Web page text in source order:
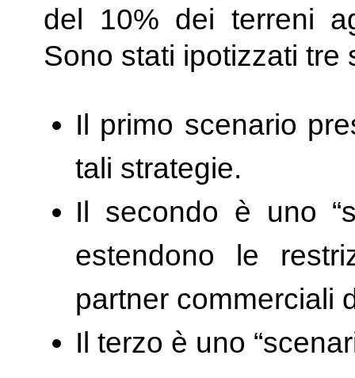
del 10% dei terreni
Sono stati ipotizzati tre
Il primo scenario
tali strategie.
Il secondo è uno
estendono le
partner commerciali
Il terzo è uno